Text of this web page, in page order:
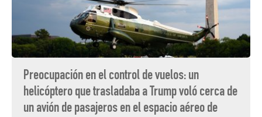
Preocupación en el control de vuelos: un
helicóptero que trasladaba a Trump voló cerca de
un avión de pasajeros en el espacio aéreo de